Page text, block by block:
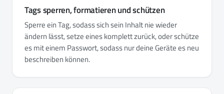
Tags sperren, formatieren und schützen
Sperre ein Tag, sodass sich sein Inhalt nie wieder
ändern lässt, setze eines komplett zurück, oder schütze
es mit einem Passwort, sodass nur deine Geräte es neu
beschreiben können.